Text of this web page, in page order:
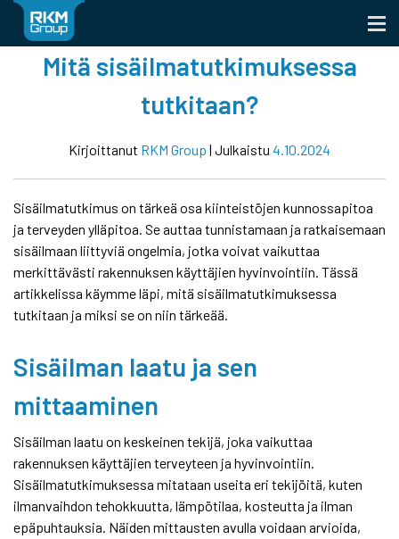
Skip
contentMitä sisäilmatutkimuksessa
tutkitaan?
Kirjoittanut RKM Group | Julkaistu 4.10.2024
Sisäilmatutkimus on tärkeä osa kiinteistöjen kunnossapitoa
ja terveyden ylläpitoa. Se auttaa tunnistamaan ja ratkaisemaan
sisäilmaan liittyviä ongelmia, jotka voivat vaikuttaa
merkittävästi rakennuksen käyttäjien hyvinvointiin. Tässä
artikkelissa käymme läpi, mitä sisäilmatutkimuksessa
tutkitaan ja miksi se on niin tärkeää.
Sisäilman laatu ja sen
mittaaminen
Sisäilman laatu on keskeinen tekijä, joka vaikuttaa
rakennuksen käyttäjien terveyteen ja hyvinvointiin.
Sisäilmatutkimuksessa mitataan useita eri tekijöitä, kuten
ilmanvaihdon tehokkuutta, lämpötilaa, kosteutta ja ilman
epäpuhtauksia. Näiden mittausten avulla voidaan arvioida,